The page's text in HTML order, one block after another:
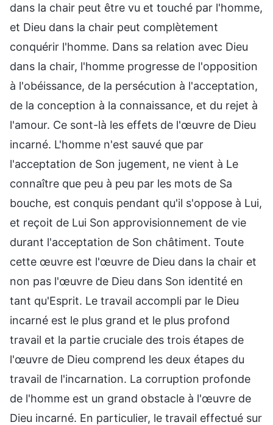
dans la chair peut être vu et touché par l'homme,
et Dieu dans la chair peut complètement
conquérir l'homme. Dans sa relation avec Dieu
dans la chair, l'homme progresse de l'opposition
à l'obéissance, de la persécution à l'acceptation,
de la conception à la connaissance, et du rejet à
l'amour. Ce sont-là les effets de l'œuvre de Dieu
incarné. L'homme n'est sauvé que par
l'acceptation de Son jugement, ne vient à Le
connaître que peu à peu par les mots de Sa
bouche, est conquis pendant qu'il s'oppose à Lui,
et reçoit de Lui Son approvisionnement de vie
durant l'acceptation de Son châtiment. Toute
cette œuvre est l'œuvre de Dieu dans la chair et
non pas l'œuvre de Dieu dans Son identité en
tant qu'Esprit. Le travail accompli par le Dieu
incarné est le plus grand et le plus profond
travail et la partie cruciale des trois étapes de
l'œuvre de Dieu comprend les deux étapes du
travail de l'incarnation. La corruption profonde
de l'homme est un grand obstacle à l'œuvre de
Dieu incarné. En particulier, le travail effectué sur